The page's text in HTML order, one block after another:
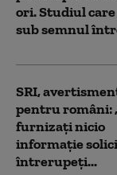
ori. Studiul
sub semnul
SRI,
pentru români:
furnizați nicio
informație
întrerupeți...